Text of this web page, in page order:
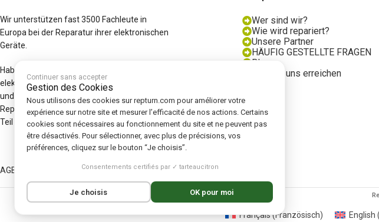
Wir unterstützen fast 3500 Fachleute in
Europa bei der Reparatur ihrer elektronischen
Geräte.
Haben Sie einen Defekt an einem
elektronischen Gerät? Kontaktieren Sie uns
und wir können Ihnen eine Diagnose, eine
Reparatur und/oder ein generalüberholtes
Teil anbieten.
Wer sind wir?
Wie wird repariert?
Unsere Partner
HÄUFIG GESTELLTE FRAGEN
Blog
Wie Sie uns erreichen
AGB Datenschutzerklärung|Cookies|Cookie-Richtlinie
Continuer sans accepter
Gestion des Cookies
Nous utilisons des cookies sur repturn.com pour améliorer votre
expérience sur notre site et mesurer l’efficacité de nos actions. Certains
cookies sont nécessaires au fonctionnement du site et ne peuvent pas
être désactivés. Pour sélectionner, avec plus de précisions, vos
préférences, cliquez sur le bouton “Je choisis”.
Consentements certifiés par ✓ tarteaucitron
Je choisis OK pour moi
Français(Französisch) English (